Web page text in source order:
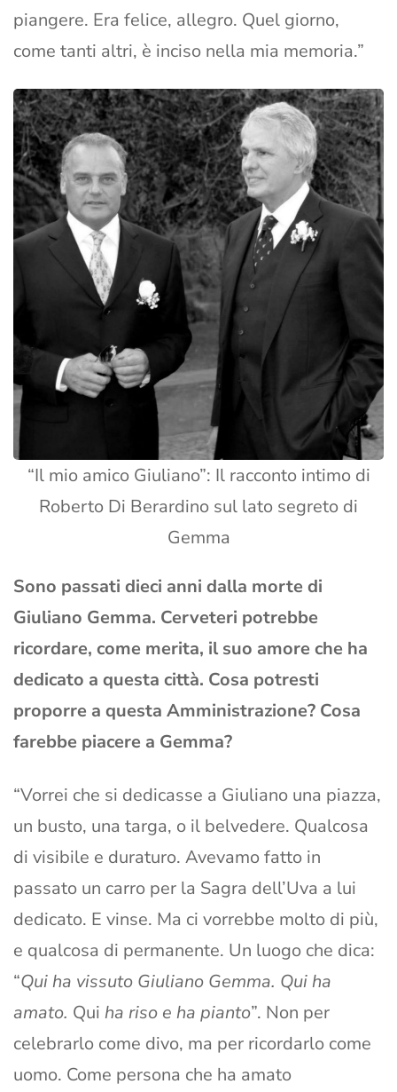
piangere. Era felice, allegro. Quel giorno,
come tanti altri, è inciso nella mia memoria.”
“Il mio amico Giuliano”: Il racconto intimo di
Roberto Di Berardino sul lato segreto di
Gemma
Sono passati dieci anni dalla morte di
Giuliano Gemma. Cerveteri potrebbe
ricordare, come merita, il suo amore che ha
dedicato a questa città. Cosa potresti
proporre a questa Amministrazione? Cosa
farebbe piacere a Gemma?
“Vorrei che si dedicasse a Giuliano una piazza,
un busto, una targa, o il belvedere. Qualcosa
di visibile e duraturo. Avevamo fatto in
passato un carro per la Sagra dell’Uva a lui
dedicato. E vinse. Ma ci vorrebbe molto di più,
e qualcosa di permanente. Un luogo che dica:
“Qui ha vissuto Giuliano Gemma. Qui ha
amato. Qui ha riso e ha pianto”. Non per
celebrarlo come divo, ma per ricordarlo come
uomo. Come persona che ha amato